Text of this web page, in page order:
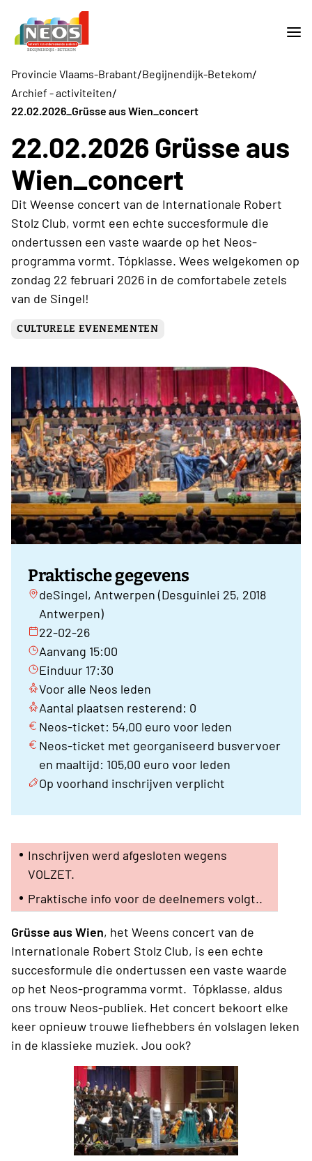
Provincie Vlaams-Brabant/Begijnendijk-Betekom/
Archief - activiteiten/
22.02.2026_Grüsse aus Wien_concert
22.02.2026 Grüsse aus
Wien_concert
Dit Weense concert van de Internationale Robert
Stolz Club, vormt een echte succesformule die
ondertussen een vaste waarde op het Neos-
programma vormt. Tópklasse. Wees welgekomen op
zondag 22 februari 2026 in de comfortabele zetels
van de Singel!
CULTURELE EVENEMENTEN
Praktische gegevens
deSingel, Antwerpen (Desguinlei 25, 2018
Antwerpen)
22-02-26
Aanvang 15:00
Einduur 17:30
Voor alle Neos leden
Aantal plaatsen resterend: 0
Neos-ticket: 54,00 euro voor leden
Neos-ticket met georganiseerd busvervoer
en maaltijd: 105,00 euro voor leden
Op voorhand inschrijven verplicht
Inschrijven werd afgesloten wegens
VOLZET.
Praktische info voor de deelnemers volgt..
Grüsse aus Wien, het Weens concert van de
Internationale Robert Stolz Club, is een echte
succesformule die ondertussen een vaste waarde
op het Neos-programma vormt. Tópklasse, aldus
ons trouw Neos-publiek. Het concert bekoort elke
keer opnieuw trouwe liefhebbers én volslagen leken
in de klassieke muziek. Jou ook?